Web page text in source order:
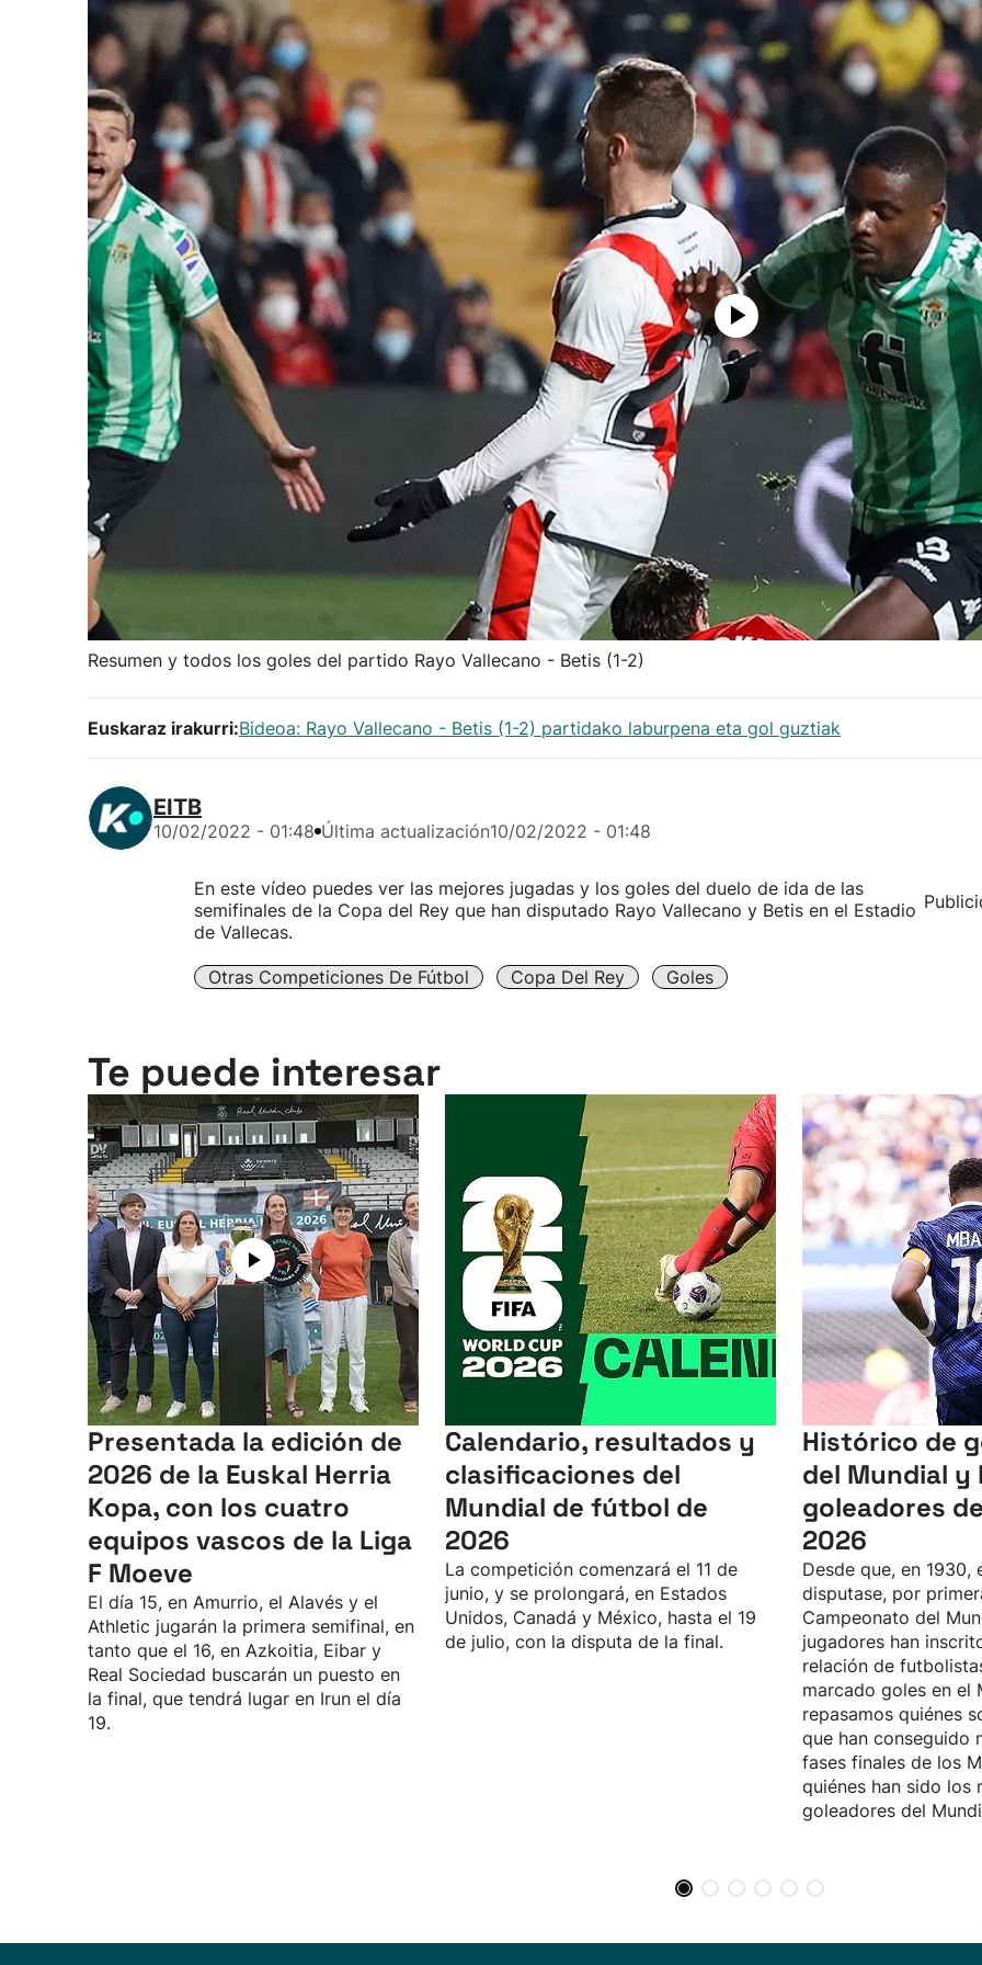
Resumen y todos los goles del partido Rayo Vallecano - Betis (1-2)
Euskaraz irakurri:Bideoa: Rayo Vallecano - Betis (1-2) partidako laburpena eta gol guztiak
EITB
10/02/2022 - 01:48 Última actualización10/02/2022 - 01:48
En este vídeo puedes ver las mejores jugadas y los goles del duelo de ida de las
semifinales de la Copa del Rey que han disputado Rayo Vallecano y Betis en el Estadio
de Vallecas.
Otras Competiciones De Fútbol Copa Del Rey Goles
Te puede interesar
Presentada la edición de
2026 de la Euskal Herria
Kopa, con los cuatro
equipos vascos de la Liga
F Moeve
El día 15, en Amurrio, el Alavés y el
Athletic jugarán la primera semifinal, en
tanto que el 16, en Azkoitia, Eibar y
Real Sociedad buscarán un puesto en
la final, que tendrá lugar en Irun el día
19.
Calendario, resultados y
clasificaciones del
Mundial de fútbol de
2026
La competición comenzará el 11 de
junio, y se prolongará, en Estados
Unidos, Canadá y México, hasta el 19
de julio, con la disputa de la final.
Histórico de
del Mundial y
goleadores
2026
Desde que, en 1930,
disputase, por
Campeonato del
jugadores han
relación de
marcado goles en el
repasamos quiénes
que han conseguido
fases finales de los
quiénes han sido los
goleadores del